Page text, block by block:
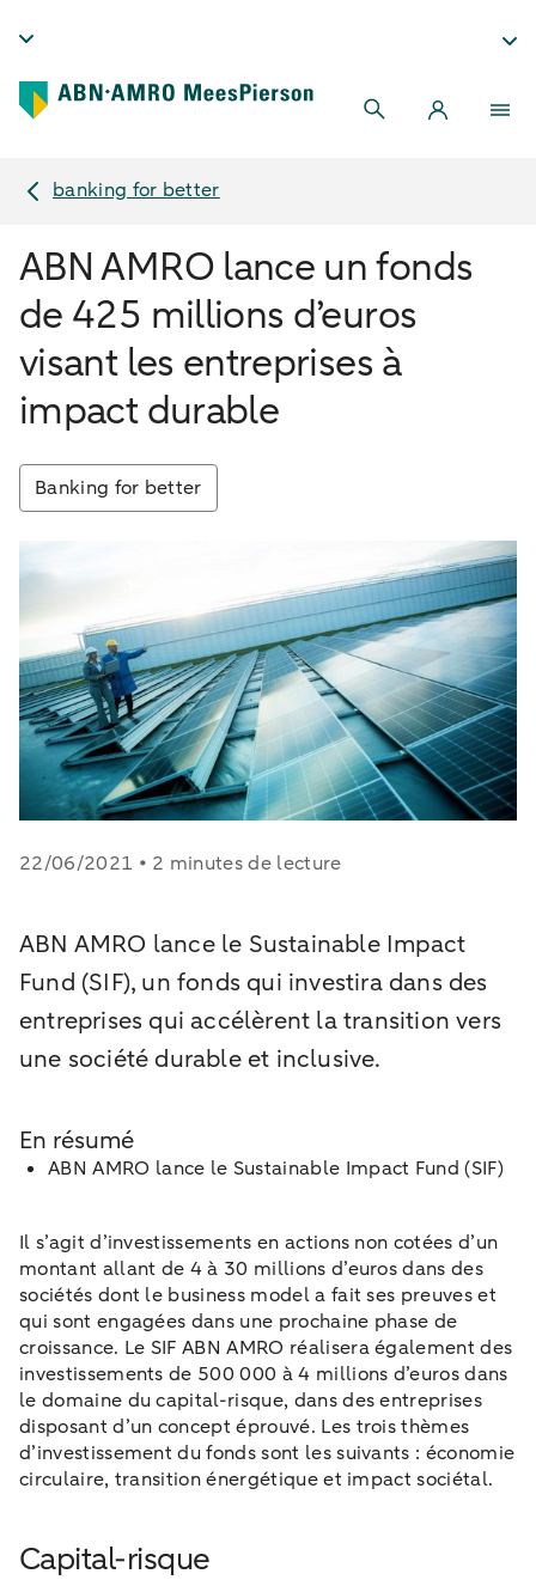
banking for better
ABN AMRO lance un fonds
de 425 millions d’euros
visant les entreprises à
impact durable
Banking for better
22/06/2021 • 2 minutes de lecture
ABN AMRO lance le Sustainable Impact
Fund (SIF), un fonds qui investira dans des
entreprises qui accélèrent la transition vers
une société durable et inclusive.
En résumé
ABN AMRO lance le Sustainable Impact Fund (SIF)
Il s’agit d’investissements en actions non cotées d’un
montant allant de 4 à 30 millions d’euros dans des
sociétés dont le business model a fait ses preuves et
qui sont engagées dans une prochaine phase de
croissance. Le SIF ABN AMRO réalisera également des
investissements de 500 000 à 4 millions d’euros dans
le domaine du capital-risque, dans des entreprises
disposant d’un concept éprouvé. Les trois thèmes
d’investissement du fonds sont les suivants : économie
circulaire, transition énergétique et impact sociétal.
Capital-risque